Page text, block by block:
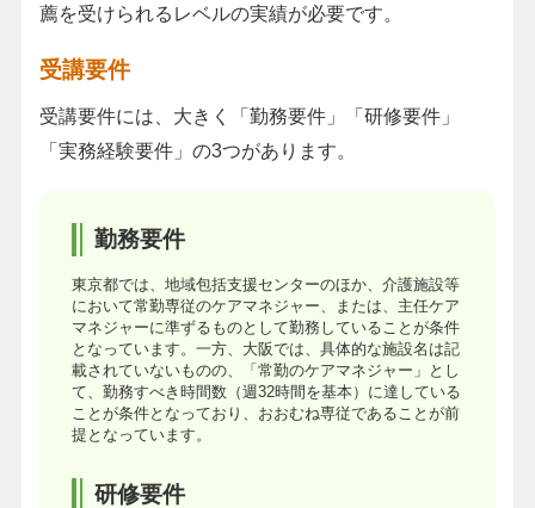
薦を受けられるレベルの実績が必要です。
受講要件
受講要件には、大きく「勤務要件」「研修要件」
「実務経験要件」の3つがあります。
勤務要件
東京都では、地域包括支援センターのほか、介護施設等
において常勤専従のケアマネジャー、または、主任ケア
マネジャーに準ずるものとして勤務していることが条件
となっています。一方、大阪では、具体的な施設名は記
載されていないものの、「常勤のケアマネジャー」とし
て、勤務すべき時間数（週32時間を基本）に達している
ことが条件となっており、おおむね専従であることが前
提となっています。
研修要件